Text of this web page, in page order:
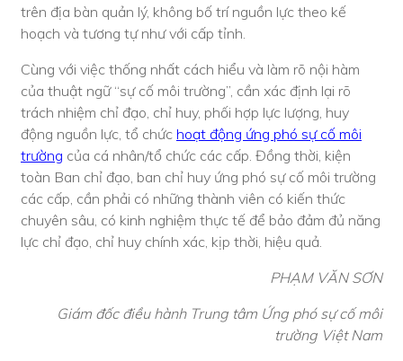
trên địa bàn quản lý, không bố trí nguồn lực theo kế
hoạch và tương tự như với cấp tỉnh.
Cùng với việc thống nhất cách hiểu và làm rõ nội hàm
của thuật ngữ “sự cố môi trường”, cần xác định lại rõ
trách nhiệm chỉ đạo, chỉ huy, phối hợp lực lượng, huy
động nguồn lực, tổ chức hoạt động ứng phó sự cố môi
trường của cá nhân/tổ chức các cấp. Đồng thời, kiện
toàn Ban chỉ đạo, ban chỉ huy ứng phó sự cố môi trường
các cấp, cần phải có những thành viên có kiến thức
chuyên sâu, có kinh nghiệm thực tế để bảo đảm đủ năng
lực chỉ đạo, chỉ huy chính xác, kịp thời, hiệu quả.
PHẠM VĂN SƠN
Giám đốc điều hành Trung tâm Ứng phó sự cố môi
trường Việt Nam